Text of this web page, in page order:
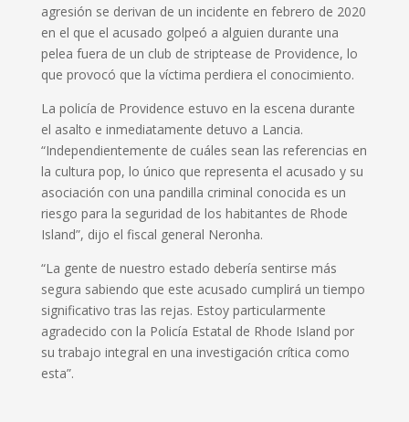
agresión se derivan de un incidente en febrero de 2020
en el que el acusado golpeó a alguien durante una
pelea fuera de un club de striptease de Providence, lo
que provocó que la víctima perdiera el conocimiento.
La policía de Providence estuvo en la escena durante
el asalto e inmediatamente detuvo a Lancia.
“Independientemente de cuáles sean las referencias en
la cultura pop, lo único que representa el acusado y su
asociación con una pandilla criminal conocida es un
riesgo para la seguridad de los habitantes de Rhode
Island”, dijo el fiscal general Neronha.
“La gente de nuestro estado debería sentirse más
segura sabiendo que este acusado cumplirá un tiempo
significativo tras las rejas. Estoy particularmente
agradecido con la Policía Estatal de Rhode Island por
su trabajo integral en una investigación crítica como
esta”.